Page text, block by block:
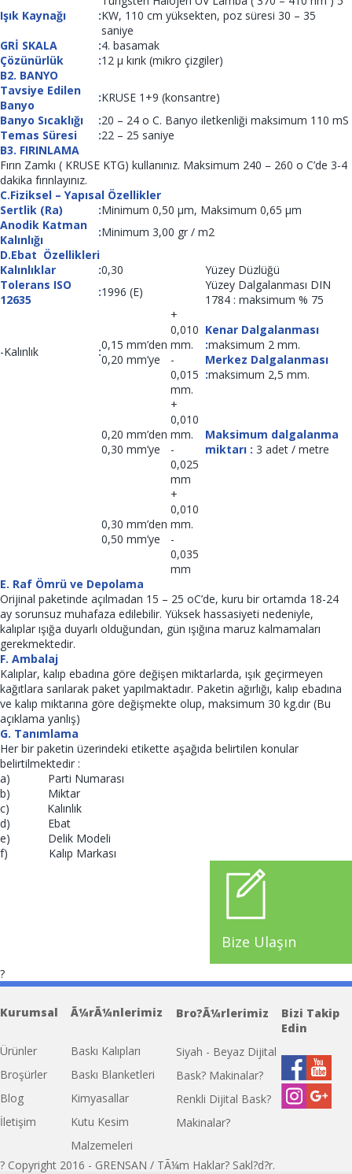
Işık Kaynağı
:KW, 110 cm yüksekten, poz süresi 30 – 35
saniye
GRİ SKALA
:4. basamak
Çözünürlük
:12 µ kırık (mikro çizgiler)
B2. BANYO
Tavsiye Edilen
Banyo
:KRUSE 1+9 (konsantre)
Banyo Sıcaklığı
:20 – 24 o C. Banyo iletkenliği maksimum 110 mS
Temas Süresi
:22 – 25 saniye
B3. FIRINLAMA
Fırın Zamkı ( KRUSE KTG) kullanınız. Maksimum 240 – 260 o C’de 3-4
dakika fırınlayınız.
C.Fiziksel – Yapısal Özellikler
Sertlik (Ra)
:Minimum 0,50 µm, Maksimum 0,65 µm
Anodik Katman
Kalınlığı
:Minimum 3,00 gr / m2
D.Ebat Özellikleri
Kalınlıklar
:0,30
Yüzey Düzlüğü
Tolerans ISO
12635
:1996 (E)
Yüzey Dalgalanması DIN
1784 : maksimum % 75
-Kalınlık :0,15 mm’den
0,20 mm’ye
+
0,010
mm.
-
0,015
mm.
Kenar Dalgalanması
:maksimum 2 mm.
Merkez Dalgalanması
:maksimum 2,5 mm.
0,20 mm’den
0,30 mm’ye
+
0,010
mm.
-
0,025
mm
Maksimum dalgalanma
miktarı : 3 adet / metre
0,30 mm’den
0,50 mm’ye
+
0,010
mm.
-
0,035
mm
E. Raf Ömrü ve Depolama
Orijinal paketinde açılmadan 15 – 25 oC’de, kuru bir ortamda 18-24
ay sorunsuz muhafaza edilebilir. Yüksek hassasiyeti nedeniyle,
kalıplar ışığa duyarlı olduğundan, gün ışığına maruz kalmamaları
gerekmektedir.
F. Ambalaj
Kalıplar, kalıp ebadına göre değişen miktarlarda, ışık geçirmeyen
kağıtlara sarılarak paket yapılmaktadır. Paketin ağırlığı, kalıp ebadına
ve kalıp miktarına göre değişmekte olup, maksimum 30 kg.dır (Bu
açıklama yanlış)
G. Tanımlama
Her bir paketin üzerindeki etikette aşağıda belirtilen konular
belirtilmektedir :
a) Parti Numarası
b) Miktar
c) Kalınlık
d) Ebat
e) Delik Modeli
f) Kalıp Markası
Bize Ulaşın
?
Kurumsal
Ürünler
Broşürler
Blog
İletişim
Ã¼rÃ¼nlerimiz
Baskı Kalıpları
Baskı Blanketleri
Kimyasallar
Kutu Kesim
Malzemeleri
Replica Handbags
Bro?Ã¼rlerimiz
Siyah - Beyaz Dijital
Bask? Makinalar?
Renkli Dijital Bask?
Makinalar?
Bizi Takip
Edin
? Copyright 2016 - GRENSAN / TÃ¼m Haklar? Sakl?d?r.
miuReplica PradaReplica Asa